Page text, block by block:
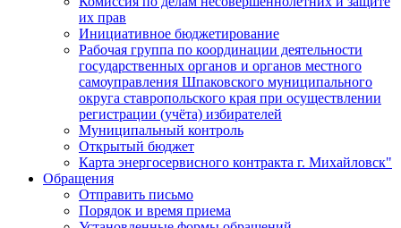
их прав
Инициативное бюджетирование
Рабочая группа по координации деятельности
государственных органов и органов местного
самоуправления Шпаковского муниципального
округа ставропольского края при осуществлении
регистрации (учёта) избирателей
Муниципальный контроль
Открытый бюджет
Карта энергосервисного контракта г. Михайловск"
Обращения
Отправить письмо
Порядок и время приема